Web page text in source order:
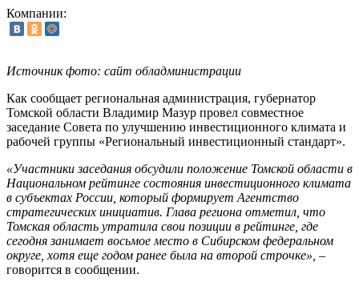
Компании:
Источник фото: сайт обладминистрации
Как сообщает региональная администрация, губернатор
Томской области Владимир Мазур провел совместное
заседание Совета по улучшению инвестиционного климата и
рабочей группы «Региональный инвестиционный стандарт».
«Участники заседания обсудили положение Томской области в
Национальном рейтинге состояния инвестиционного климата
в субъектах России, который формирует Агентство
стратегических инициатив. Глава региона отметил, что
Томская область утратила свои позиции в рейтинге, где
сегодня занимает восьмое место в Сибирском федеральном
округе, хотя еще годом ранее была на второй строчке», –
говорится в сообщении.